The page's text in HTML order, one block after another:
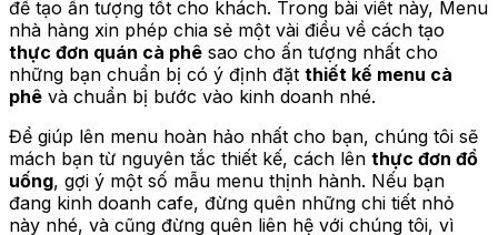
để tạo ấn tượng tốt cho khách. Trong bài viết này, Menu
nhà hàng xin phép chia sẻ một vài điều về cách tạo
thực đơn quán cà phê sao cho ấn tượng nhất cho
những bạn chuẩn bị có ý định đặt thiết kế menu cà
phê và chuẩn bị bước vào kinh doanh nhé.
Để giúp lên menu hoàn hảo nhất cho bạn, chúng tôi sẽ
mách bạn từ nguyên tắc thiết kế, cách lên thực đơn đồ
uống, gợi ý một số mẫu menu thịnh hành. Nếu bạn
đang kinh doanh cafe, đừng quên những chi tiết nhỏ
này nhé, và cũng đừng quên liên hệ với chúng tôi, vì